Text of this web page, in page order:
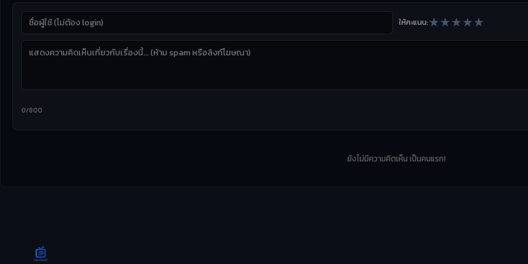
ให้คะแนน:★★★★★
0/800
ยังไม่มีความคิดเห็น เป็นคนแรก!